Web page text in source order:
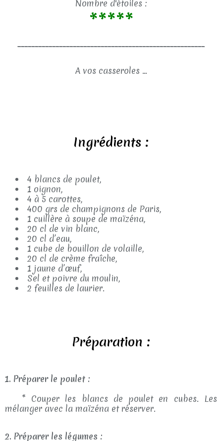
Nombre d'étoiles :
*****
A vos casseroles ...
Ingrédients :
4 blancs de poulet,
1 oignon,
4 à 5 carottes,
400 grs de champignons de Paris,
1 cuillère à soupe de maïzéna,
20 cl de vin blanc,
20 cl d’eau,
1 cube de bouillon de volaille,
20 cl de crème fraîche,
1 jaune d’œuf,
Sel et poivre du moulin,
2 feuilles de laurier.
Préparation :
1. Préparer le poulet :
* Couper les blancs de poulet en cubes. Les
mélanger avec la maïzéna et réserver.
2. Préparer les légumes :